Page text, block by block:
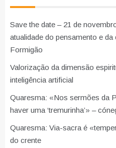
Save the date – 21 de
atualidade do pensamento e da
Formigão
Valorização da dimensão
inteligência artificial
Quaresma: «Nos sermões da
haver uma ‘tremurinha’» –
Quaresma: Via-sacra é
do crente